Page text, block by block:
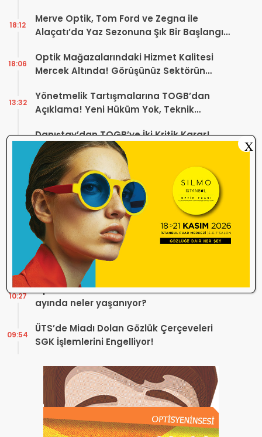
Merve Optik, Tom Ford ve Zegna ile
Alaçatı’da Yaz Sezonuna Şık Bir Başlangıç ​​
18:12
Optik Mağazalarındaki Hizmet Kalitesi
Mercek Altında! Görüşünüz Sektörün
18:06
Yönetmelik Tartışmalarına TOGB’dan
Açıklama! Yeni Hüküm Yok, Teknik
13:32
Danıştay’dan TOGB’ye İki Kritik Karar!
Atilla Karip’in Açtığı Davalarda Yürütmeyi
Durdurma Kararı
11:03
Bir günde 150 bin kişi okudu! Optik sektörü
neden konuşuyor?
Sosyal Medya Bu Soruyu Soruyor! Göz
Sağlığında Çifte Standart mı Var?
TİTCK Bu Kampanyalara Dur Diyecek mi?
Sağlık ürününde ‘Set Kampanyası’
Optik sektörü neden durdu? Temmuz
ayında neler yaşanıyor?
10:27
ÜTS’de Miadı Dolan Gözlük Çerçeveleri
SGK İşlemlerini Engelliyor!
09:54
X